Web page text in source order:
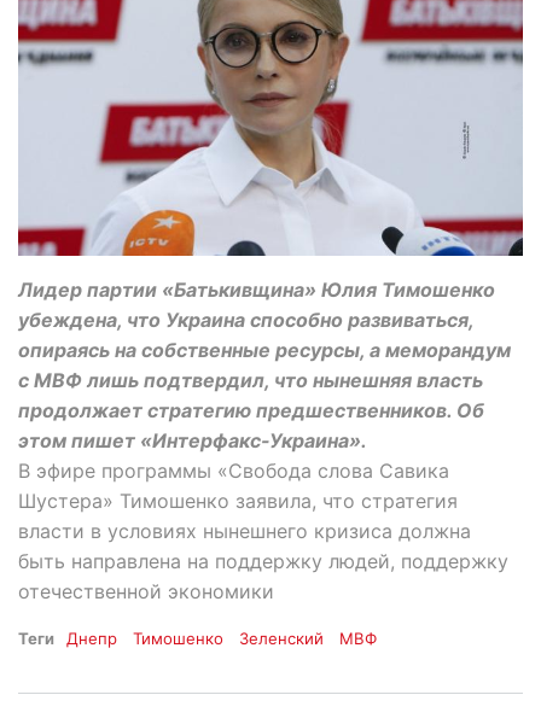
Лидер партии «Батькивщина» Юлия Тимошенко
убеждена, что Украина способно развиваться,
опираясь на собственные ресурсы, а меморандум
с МВФ лишь подтвердил, что нынешняя власть
продолжает стратегию предшественников. Об
этом пишет «Интерфакс-Украина».
В эфире программы «Свобода слова Савика
Шустера» Тимошенко заявила, что стратегия
власти в условиях нынешнего кризиса должна
быть направлена на поддержку людей, поддержку
отечественной экономики
Теги Днепр Тимошенко Зеленский МВФ